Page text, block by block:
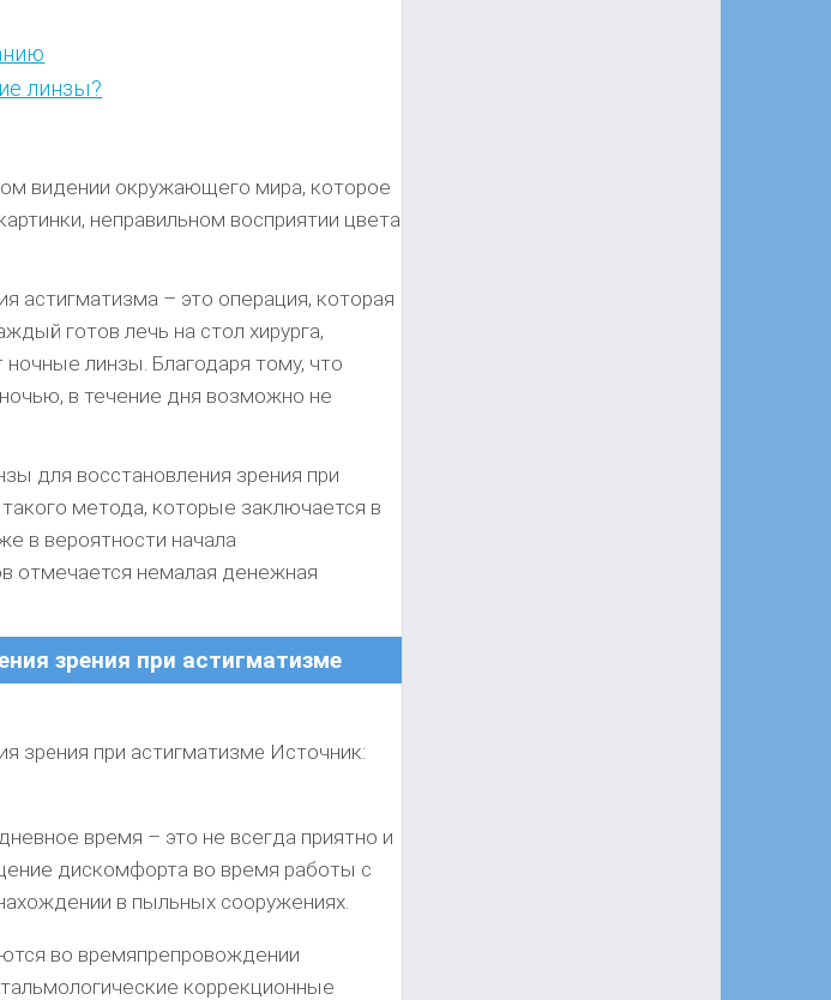
линзы?
видении окружающего мира, которое
неправильном восприятии цвета
астигматизма – это операция, которая
готов лечь на стол хирурга,
линзы. Благодаря тому, что
в течение дня возможно не
для восстановления зрения при
метода, которые заключается в
в вероятности начала
отмечается немалая денежная
зрения при астигматизме
зрения при астигматизме Источник:
время – это не всегда приятно и
дискомфорта во время работы с
в пыльных сооружениях.
во времяпрепровождении
коррекционные